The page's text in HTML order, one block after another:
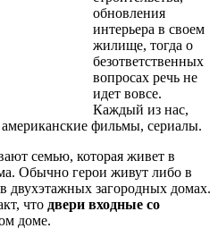
обновления
интерьера в своем
жилище, тогда о
безответственных
вопросах речь не
идет вовсе.
Каждый из нас,
фильмы, сериалы.
семью, которая живет в
Обычно герои живут либо в
двухэтажных загородных домах.
что двери входные со
доме.